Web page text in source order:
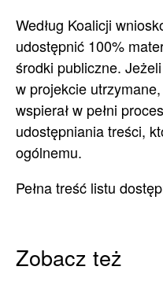
Według Koalicji
udostępnić 100%
środki publiczne.
w projekcie
wspierał w pełni
udostępniania treści,
ogólnemu.
Pełna treść listu
Zobacz też